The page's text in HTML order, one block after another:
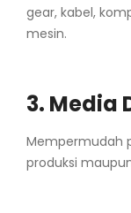
gear, kabel,
mesin.
3. Media
Mempermudah
produksi